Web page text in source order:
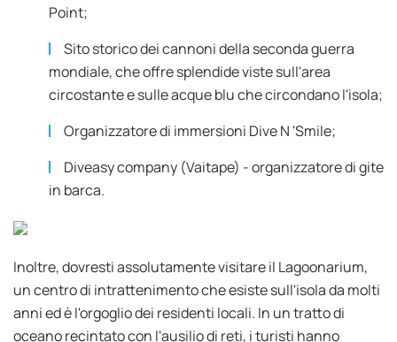
Point;
Sito storico dei cannoni della seconda guerra
mondiale, che offre splendide viste sull'area
circostante e sulle acque blu che circondano l'isola;
Organizzatore di immersioni Dive N 'Smile;
Diveasy company (Vaitape) - organizzatore di gite
in barca.
Inoltre, dovresti assolutamente visitare il Lagoonarium,
un centro di intrattenimento che esiste sull'isola da molti
anni ed è l'orgoglio dei residenti locali. In un tratto di
oceano recintato con l'ausilio di reti, i turisti hanno